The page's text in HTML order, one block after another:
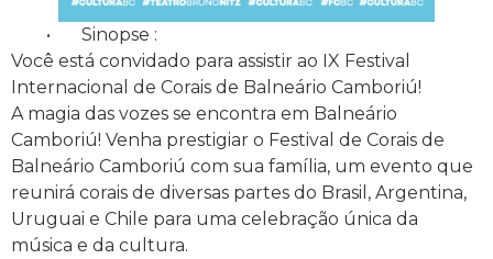
• Sinopse :
Você está convidado para assistir ao IX Festival
Internacional de Corais de Balneário Camboriú!
A magia das vozes se encontra em Balneário
Camboriú! Venha prestigiar o Festival de Corais de
Balneário Camboriú com sua família, um evento que
reunirá corais de diversas partes do Brasil, Argentina,
Uruguai e Chile para uma celebração única da
música e da cultura.